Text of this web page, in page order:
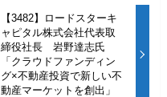
【3482】ロードスターキ
ャピタル株式会社代表取
締役社長 岩野達志氏
「クラウドファンディン
グ×不動産投資で新しい不
動産マーケットを創出」